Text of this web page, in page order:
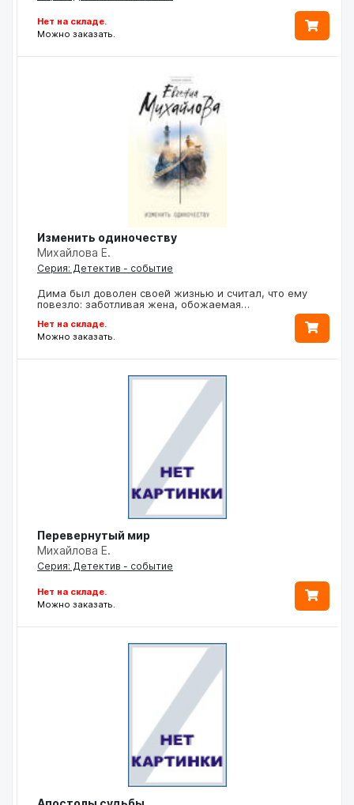
Нет на складе.
Можно заказать.
Изменить одиночеству
Михайлова Е.
Серия: Детектив - событие
Дима был доволен своей жизнью и считал, что ему
повезло: заботливая жена, обожаемая…
Нет на складе.
Можно заказать.
Перевернутый мир
Михайлова Е.
Серия: Детектив - событие
Нет на складе.
Можно заказать.